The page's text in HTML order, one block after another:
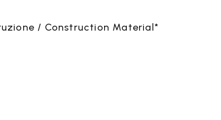
ACCESSORI
SALES
/ Construction Material*